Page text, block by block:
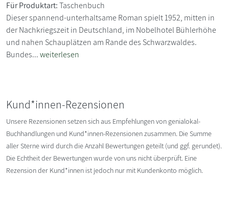
Für Produktart:Taschenbuch
Dieser spannend-unterhaltsame Roman spielt 1952, mitten in
der Nachkriegszeit in Deutschland, im Nobelhotel Bühlerhöhe
und nahen Schauplätzen am Rande des Schwarzwaldes.
Bundes...weiterlesen
Kund*innen-Rezensionen
Unsere Rezensionen setzen sich aus Empfehlungen von genialokal-
Buchhandlungen und Kund*innen-Rezensionen zusammen. Die Summe
aller Sterne wird durch die Anzahl Bewertungen geteilt (und ggf. gerundet).
Die Echtheit der Bewertungen wurde von uns nicht überprüft. Eine
Rezension der Kund*innen ist jedoch nur mit Kundenkonto möglich.